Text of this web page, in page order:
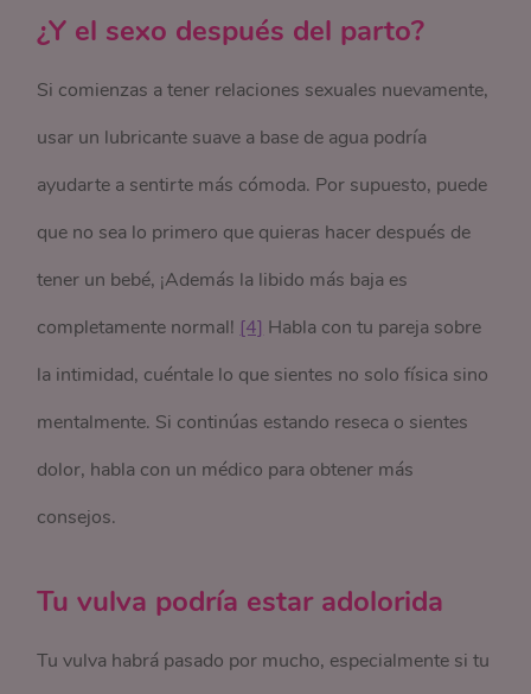
¿Y el sexo después del parto?
Si comienzas a tener relaciones sexuales nuevamente,
usar un lubricante suave a base de agua podría
ayudarte a sentirte más cómoda. Por supuesto, puede
que no sea lo primero que quieras hacer después de
tener un bebé, ¡Además la libido más baja es
completamente normal! [4] Habla con tu pareja sobre
la intimidad, cuéntale lo que sientes no solo física sino
mentalmente. Si continúas estando reseca o sientes
dolor, habla con un médico para obtener más
consejos.
Tu vulva podría estar adolorida
Tu vulva habrá pasado por mucho, especialmente si tu